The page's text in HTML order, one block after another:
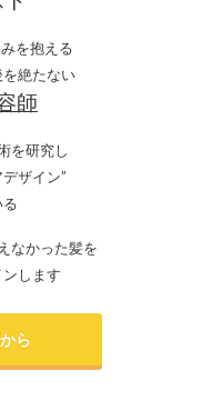
を抱える
絶たない
師
を研究し
ザイン”
なかった髪を
します
から